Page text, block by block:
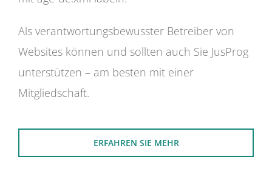
Als verantwortungsbewusster Betreiber von
Websites können und sollten auch Sie JusProg
unterstützen – am besten mit einer
Mitgliedschaft.
ERFAHREN SIE MEHR